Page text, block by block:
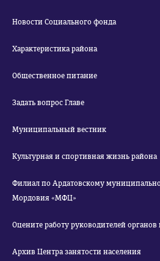
Новости Социального фонда
Характеристика района
Общественное питание
Задать вопрос Главе
Муниципальный вестник
Культурная и спортивная жизнь района
Филиал по Ардатовскому
Мордовия «МФЦ»
Оцените работу руководителей
Архив Центра занятости населения